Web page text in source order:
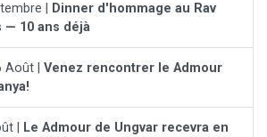
|
Dinner d'hommage au Rav
— 10 ans déjà
| Venez rencontrer le Admour
|
Le Admour de Ungvar recevra en